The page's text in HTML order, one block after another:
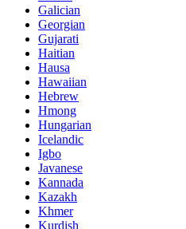
Galician
Georgian
Gujarati
Haitian
Hausa
Hawaiian
Hebrew
Hmong
Hungarian
Icelandic
Igbo
Javanese
Kannada
Kazakh
Khmer
Kurdish